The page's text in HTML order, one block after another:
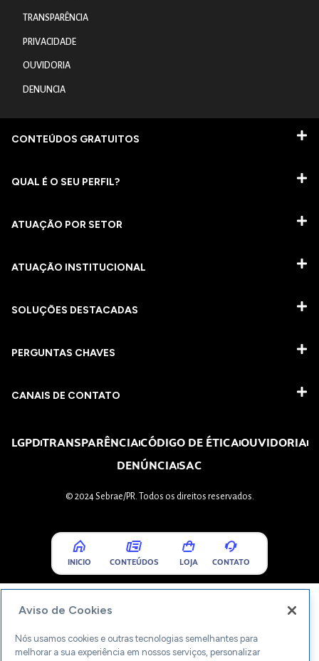
TRANSPARÊNCIA
PRIVACIDADE
OUVIDORIA
DENUNCIA
CONTEÚDOS GRATUITOS
QUAL É O SEU PERFIL?
ATUAÇÃO POR SETOR
ATUAÇÃO INSTITUCIONAL
SOLUÇÕES DESTACADAS
PERGUNTAS CHAVES​
CANAIS DE CONTATO
LGPDTRANSPARÊNCIACÓDIGO DE ÉTICAOUVIDORIA
DENÚNCIASAC
© 2024 Sebrae/PR. Todos os direitos reservados.
INICIO CONTEÚDOS LOJA CONTATO
Aviso de Cookies
Nós usamos cookies e outras tecnologias semelhantes para
melhorar a sua experiência em nossos serviços, personalizar